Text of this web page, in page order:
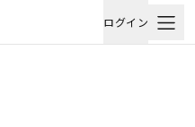
ログイン